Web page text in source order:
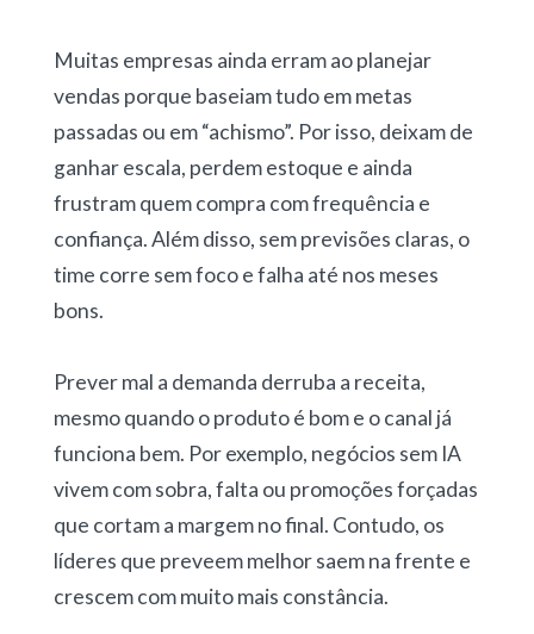
Muitas empresas ainda erram ao planejar
vendas porque baseiam tudo em metas
passadas ou em “achismo”. Por isso, deixam de
ganhar escala, perdem estoque e ainda
frustram quem compra com frequência e
confiança. Além disso, sem previsões claras, o
time corre sem foco e falha até nos meses
bons.
Prever mal a demanda derruba a receita,
mesmo quando o produto é bom e o canal já
funciona bem. Por exemplo, negócios sem IA
vivem com sobra, falta ou promoções forçadas
que cortam a margem no final. Contudo, os
líderes que preveem melhor saem na frente e
crescem com muito mais constância.